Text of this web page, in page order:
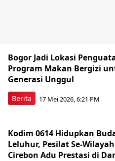
Berita
Bogor Jadi Lokasi
Program Makan Bergizi
Generasi Unggul
17 Mei 2026, 6:21 PM
Kodim 0614 Hidupkan
Leluhur, Pesilat Se-
Cirebon Adu Prestasi di